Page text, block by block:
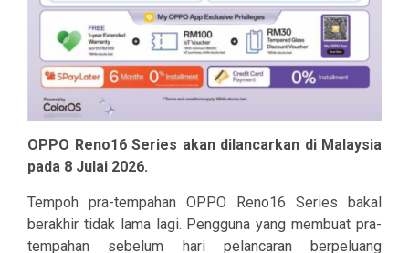
OPPO Reno16 Series akan dilancarkan di Malaysia
pada 8 Julai 2026.
Tempoh pra-tempahan OPPO Reno16 Series bakal
berakhir tidak lama lagi. Pengguna yang membuat pra-
tempahan sebelum hari pelancaran berpeluang